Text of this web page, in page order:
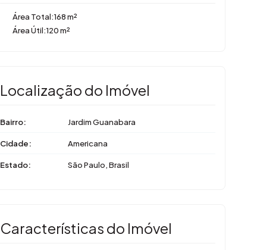
Área Total:168 m²
Área Útil:120 m²
Localização do Imóvel
Bairro: Jardim Guanabara
Cidade: Americana
Estado: São Paulo, Brasil
Características do Imóvel